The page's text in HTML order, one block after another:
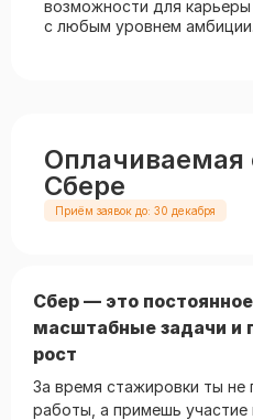
возможности для
с любым уровнем амбиции.
Оплачиваемая
Сбере
Приём заявок до: 30 декабря
Сбер — это
масштабные задачи и
рост
За время стажировки ты
работы, а примешь